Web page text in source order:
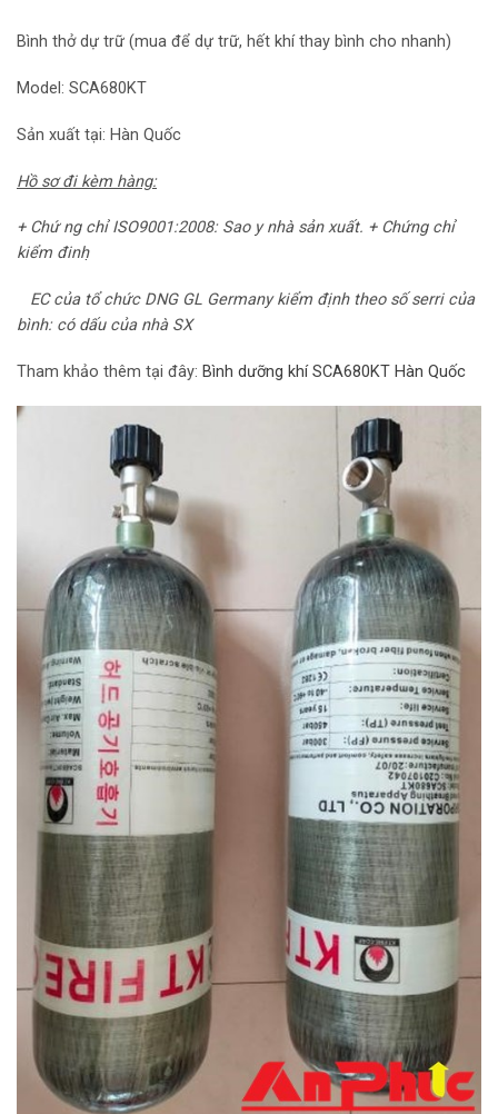
Bình thở dự trữ (mua để dự trữ, hết khí thay bình cho nhanh)
Model: SCA680KT
Sản xuất tại: Hàn Quốc
Hồ sơ đi kèm hàng:
+ Chứ ng chỉ ISO9001:2008: Sao y nhà sản xuất. + Chứng chỉ
kiểm đinh ̣
EC của tổ chức DNG GL Germany kiểm định theo số serri của
bình: có dấu của nhà SX
Tham khảo thêm tại đây: Bình dưỡng khí SCA680KT Hàn Quốc